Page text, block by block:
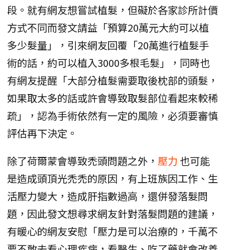
段。就有網友想嘗試植髮，但礙於各家診所計價
方式不同而發文請益「預算20萬元大約可以植
多少髮量」，引來網友回覆「20萬進行植髮手
術的話，約可以植入3000多根毛髮」，同時也
有網友提醒「大部分植髮需要取後枕部的頭髮，
如果取太多的話或許會導致取髮部位看起來較稀
疏」，認為手術依然有一定的風險，必須要審慎
評估再下決定。
除了荷爾蒙會導致禿頭問題之外， 壓力 也可能
是造成頭頂光禿禿的原因，有上班族因工作、生
活壓力變大，造成肝指數過高，還併發落髮問
題，因此發文想尋求網友針對落髮問題的建議，
有暖心的網友安慰「壓力是可以治療的，千萬不